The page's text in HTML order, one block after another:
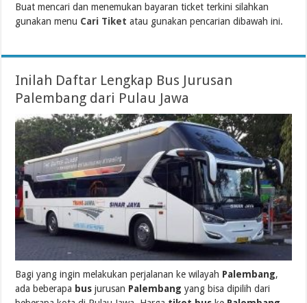
Buat mencari dan menemukan bayaran ticket terkini silahkan
gunakan menu Cari Tiket atau gunakan pencarian dibawah ini.
Inilah Daftar Lengkap Bus Jurusan
Palembang dari Pulau Jawa
Bagi yang ingin melakukan perjalanan ke wilayah Palembang,
ada beberapa bus jurusan Palembang yang bisa dipilih dari